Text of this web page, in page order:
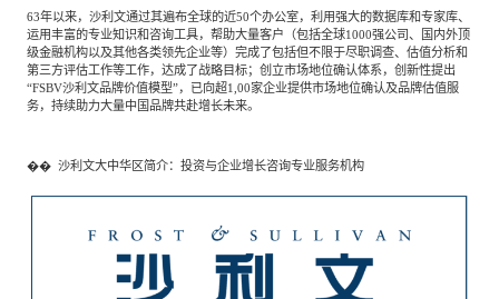
63年以来，沙利文通过其遍布全球的近50个办公室，利用强大的数据库和专家库、
运用丰富的专业知识和咨询工具，帮助大量客户（包括全球1000强公司、国内外顶
级金融机构以及其他各类领先企业等）完成了包括但不限于尽职调查、估值分析和
第三方评估工作等工作，达成了战略目标；创立市场地位确认体系，创新性提出
“FSBV沙利文品牌价值模型”，已向超1,00家企业提供市场地位确认及品牌估值服
务，持续助力大量中国品牌共赴增长未来。
�� 沙利文大中华区简介：投资与企业增长咨询专业服务机构